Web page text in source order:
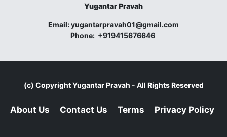
Yugantar Pravah
Email:yugantarpravah01@gmail.com
Phone: +919415676646
(c) CopyrightYugantar Pravah - All Rights Reserved
About Us Contact Us Terms Privacy Policy